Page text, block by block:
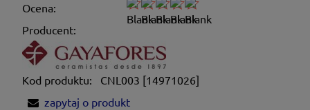
Ocena:
Producent:
Kod produktu:
CNL003 [14971026]
zapytaj o produkt